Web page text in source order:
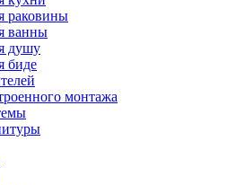
раковины
ванны
душу
биде
монтажа